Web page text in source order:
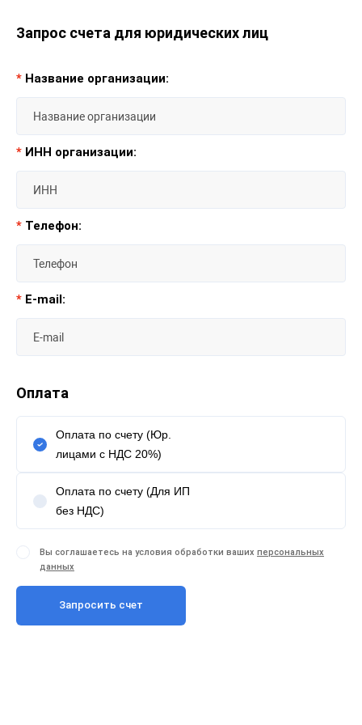
Запрос счета для юридических лиц
* Название организации:
* ИНН организации:
* Телефон:
* E-mail:
Оплата
Оплата по счету (Юр.
лицами с НДС 20%)
Оплата по счету (Для ИП
без НДС)
Вы соглашаетесь на условия обработки ваших персональных
данных